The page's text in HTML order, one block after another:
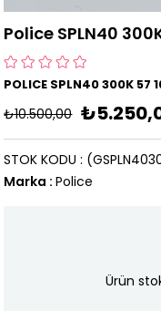
Police SPLN40
POLICE SPLN40 300K 57
₺10.500,00
STOK KODU
Marka : Police
Ürün